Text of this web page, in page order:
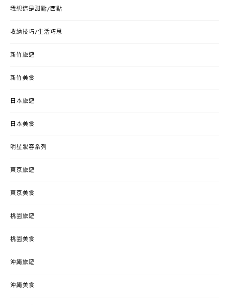
我想這是甜點/西點
收納技巧/生活巧思
新竹旅遊
新竹美食
日本旅遊
日本美食
明星妝容系列
東京旅遊
東京美食
桃園旅遊
桃園美食
沖繩旅遊
沖繩美食